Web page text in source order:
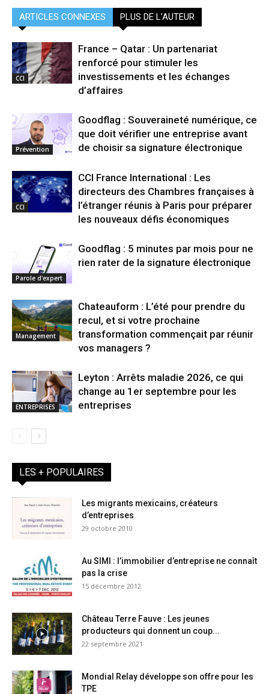
ARTICLES CONNEXES PLUS DE L'AUTEUR
CCI
France – Qatar : Un partenariat
renforcé pour stimuler les
investissements et les échanges
d’affaires
Prévention
Goodflag : Souveraineté numérique, ce
que doit vérifier une entreprise avant
de choisir sa signature électronique
CCI
CCI France International : Les
directeurs des Chambres françaises à
l’étranger réunis à Paris pour préparer
les nouveaux défis économiques
Parole d'expert
Goodflag : 5 minutes par mois pour ne
rien rater de la signature électronique
Management
Chateauform : L’été pour prendre du
recul, et si votre prochaine
transformation commençait par réunir
vos managers ?
ENTREPRISES
Leyton : Arrêts maladie 2026, ce qui
change au 1er septembre pour les
entreprises
LES + POPULAIRES
Les migrants mexicains, créateurs
d’entreprises
29 octobre 2010
Au SIMI : l’immobilier d’entreprise ne connaît
pas la crise
15 décembre 2012
Château Terre Fauve : Les jeunes
producteurs qui donnent un coup...
22 septembre 2021
Mondial Relay développe son offre pour les
TPE